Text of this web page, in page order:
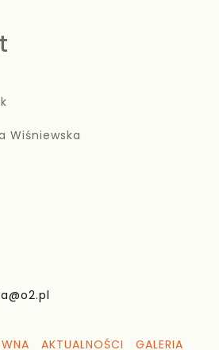
Wiśniewska
AKTUALNOŚCI GALERIA